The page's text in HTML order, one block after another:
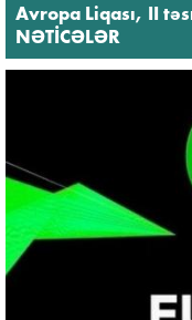
Avropa Liqası, II
NƏTİCƏLƏR